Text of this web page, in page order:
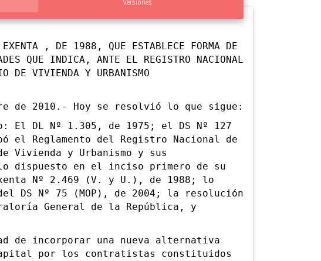
Versiones
, DE 1988, QUE ESTABLECE FORMA DE
QUE INDICA, ANTE EL REGISTRO NACIONAL
DE VIVIENDA Y URBANISMO
de 2010.- Hoy se resolvió lo que sigue:
DL Nº 1.305, de 1975; el DS Nº 127
el Reglamento del Registro Nacional de
y Urbanismo y sus
dispuesto en el inciso primero de su
Nº 2.469 (V. y U.), de 1988; lo
DS Nº 75 (MOP), de 2004; la resolución
General de la República, y
de incorporar una nueva alternativa
por los contratistas constituidos